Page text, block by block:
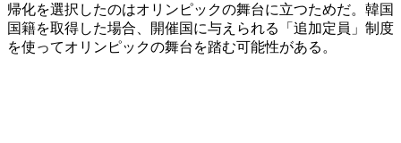
帰化を選択したのはオリンピックの舞台に立つためだ。韓国
国籍を取得した場合、開催国に与えられる「追加定員」制度
を使ってオリンピックの舞台を踏む可能性がある。